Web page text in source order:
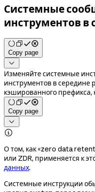
Системные
инструментов в
Copy page

Изменяйте системные
инструментов в середине
кэшированного
Copy page


О том, как «zero data
или ZDR, применяется к
данных.
Системные инструкции